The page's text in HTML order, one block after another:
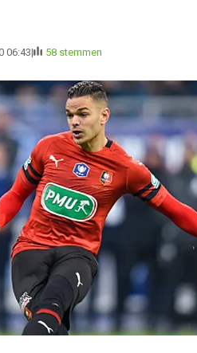
06:43 58 stemmen